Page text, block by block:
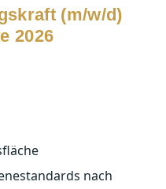
(m/w/d)
2026
nach